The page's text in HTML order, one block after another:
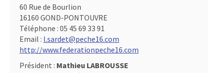
60 Rue de Bourlion
16160 GOND-PONTOUVRE
Téléphone : 05 45 69 33 91
Email : l.sardet@peche16.com
http://www.federationpeche16.com
Président : Mathieu LABROUSSE